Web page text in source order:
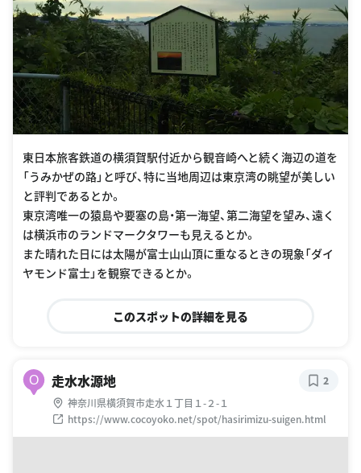
東日本旅客鉄道の横須賀駅付近から観音崎へと続く海辺の道を
「うみかぜの路」と呼び、特に当地周辺は東京湾の眺望が美しい
と評判であるとか。
東京湾唯一の猿島や要塞の島・第一海望、第二海望を望み、遠く
は横浜市のランドマークタワーも見えるとか。
また晴れた日には太陽が富士山山頂に重なるときの現象「ダイ
ヤモンド富士」を観察できるとか。
このスポットの詳細を見る
O 走水水源地
神奈川県横須賀市走水１丁目１-２-１
https://www.cocoyoko.net/spot/hasirimizu-suigen.html
2